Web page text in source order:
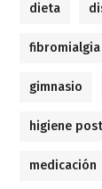
dieta
fibromialgia
gimnasio
higiene
medicación